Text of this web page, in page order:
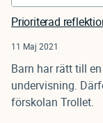
Prioriterad
11 Maj 2021
Barn har rätt till
undervisning.
förskolan Trollet.